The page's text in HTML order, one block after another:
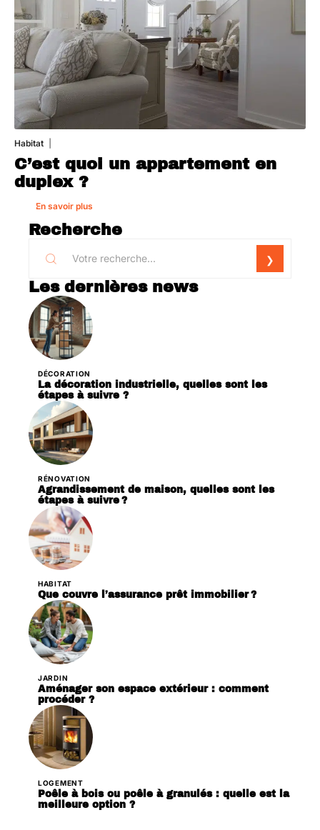
Habitat
C’est quoi un appartement en
duplex ?
En savoir plus
Recherche
Les dernières news
DÉCORATION
La décoration industrielle, quelles sont les
étapes à suivre ?
RÉNOVATION
Agrandissement de maison, quelles sont les
étapes à suivre ?
HABITAT
Que couvre l’assurance prêt immobilier ?
JARDIN
Aménager son espace extérieur : comment
procéder ?
LOGEMENT
Poêle à bois ou poêle à granulés : quelle est la
meilleure option ?